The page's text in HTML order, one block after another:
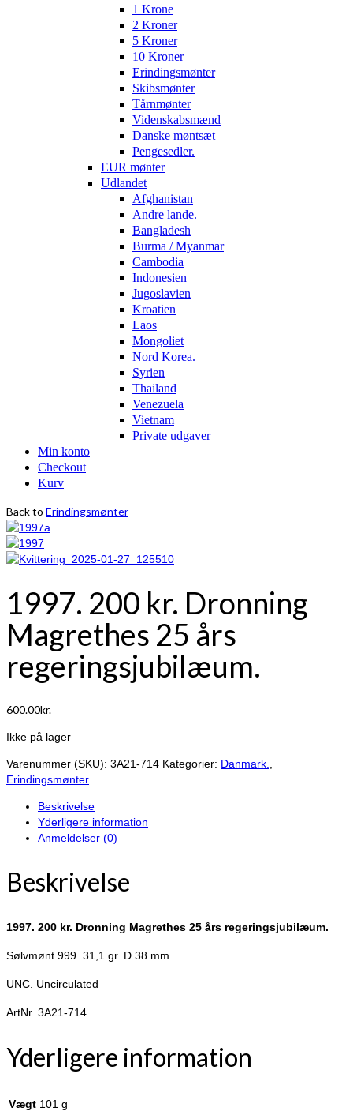
1 Krone
2 Kroner
5 Kroner
10 Kroner
Erindingsmønter
Skibsmønter
Tårnmønter
Videnskabsmænd
Danske møntsæt
Pengesedler.
EUR mønter
Udlandet
Afghanistan
Andre lande.
Bangladesh
Burma / Myanmar
Cambodia
Indonesien
Jugoslavien
Kroatien
Laos
Mongoliet
Nord Korea.
Syrien
Thailand
Venezuela
Vietnam
Private udgaver
Min konto
Checkout
Kurv
Back to Erindingsmønter
1997. 200 kr. Dronning
Magrethes 25 års
regeringsjubilæum.
600.00kr.
Ikke på lager
Varenummer (SKU): 3A21-714 Kategorier: Danmark.
Erindingsmønter
Beskrivelse
Yderligere information
Anmeldelser (0)
Beskrivelse
1997. 200 kr. Dronning Magrethes 25 års regeringsjubilæum.
Sølvmønt 999. 31,1 gr. D 38 mm
UNC. Uncirculated
ArtNr. 3A21-714
Yderligere information
Vægt 101 g